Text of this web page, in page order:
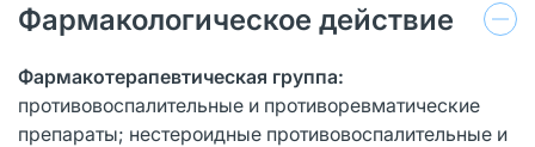
Фармакологическое действие
Фармакотерапевтическая группа:
противовоспалительные и противоревматические
препараты; нестероидные противовоспалительные и